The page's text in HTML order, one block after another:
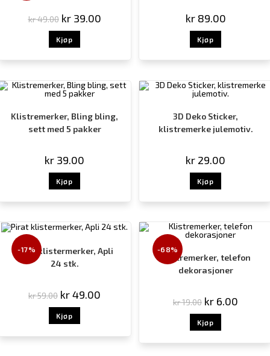
kr49.00 kr39.00
Kjøp
kr89.00
Kjøp
Klistremerker, Bling bling,
sett med 5 pakker
kr 39.00
Kjøp
3D Deko Sticker,
klistremerke julemotiv.
kr 29.00
Kjøp
-17%
Pirat klistermerker, Apli
24 stk.
kr59.00 kr49.00
Kjøp
-68%
Klistremerker, telefon
dekorasjoner
kr19.00 kr 6.00
Kjøp